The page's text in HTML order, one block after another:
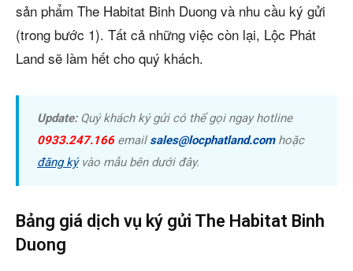
sản phẩm The Habitat Binh Duong và nhu cầu ký gửi
(trong bước 1). Tất cả những việc còn lại, Lộc Phát
Land sẽ làm hết cho quý khách.
Update:Quý khách ký gửi có thể gọi ngay hotline
0933.247.166 email sales@locphatland.comhoặc
đăng kývào mẫu bên dưới đây.
Bảng giá dịch vụ ký gửi The Habitat Binh
Duong